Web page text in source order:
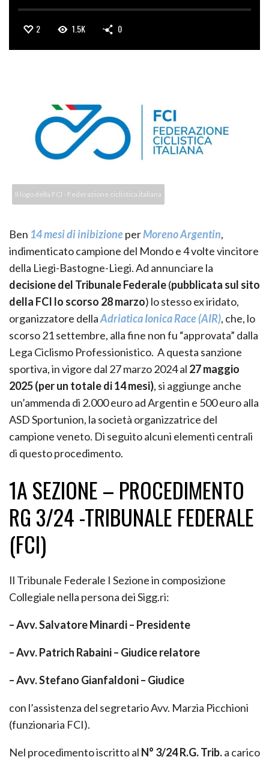
2 1.5K 0
Il logo della FCI - Federazione ciclistica italiana
Ben 14 mesi di inibizioneperMoreno Argentin,
indimenticato campione del Mondo e 4 volte vincitore
della Liegi-Bastogne-Liegi. Ad annunciare la
decisione del Tribunale Federale(pubblicata sul sito
della FCI lo scorso 28 marzo) lo stesso ex iridato,
organizzatore dellaAdriatica Ionica Race (AIR), che, lo
scorso 21 settembre, alla fine non fu “approvata” dalla
Lega Ciclismo Professionistico. A questa sanzione
sportiva, in vigore dal 27 marzo 2024 al 27 maggio
2025 (per un totale di 14 mesi), si aggiunge anche
un’ammenda di 2.000 euro ad Argentin e 500 euro alla
ASD Sportunion, la società organizzatrice del
campione veneto. Di seguito alcuni elementi centrali
di questo procedimento.
1A SEZIONE – PROCEDIMENTO
RG 3/24 -TRIBUNALE FEDERALE
(FCI)
Il Tribunale Federale I Sezione in composizione
Collegiale nella persona dei Sigg.ri:
– Avv. Salvatore Minardi – Presidente
– Avv. Patrich Rabaini – Giudice relatore
– Avv. Stefano Gianfaldoni – Giudice
con l’assistenza del segretario Avv. Marzia Picchioni
(funzionaria FCI).
Nel procedimento iscritto al N° 3/24 R.G. Trib.a carico